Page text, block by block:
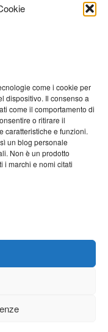
come i cookie per
dispositivo. Il consenso a
come il comportamento di
o ritirare il
caratteristiche e funzioni.
un blog personale
Non è un prodotto
i marchi e nomi citati